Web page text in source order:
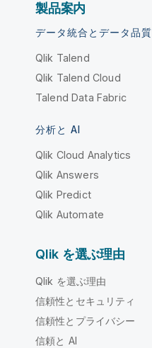
製品案内
データ統合とデータ品質
Qlik Talend
Qlik Talend Cloud
Talend Data Fabric
分析と AI
Qlik Cloud Analytics
Qlik Answers
Qlik Predict
Qlik Automate
Qlik を選ぶ理由
Qlik を選ぶ理由
信頼性とセキュリティ
信頼性とプライバシー
信頼と AI